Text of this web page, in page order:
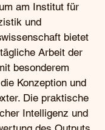
am Institut für
und
bietet
Arbeit der
besonderem
Konzeption und
Die praktische
Intelligenz und